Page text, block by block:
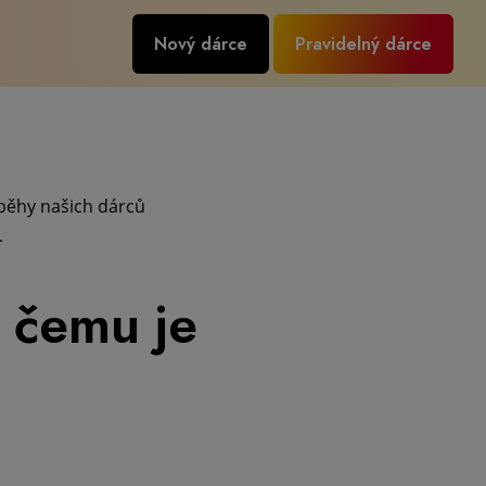
Nový dárce Pravidelný dárce
našich dárců
je